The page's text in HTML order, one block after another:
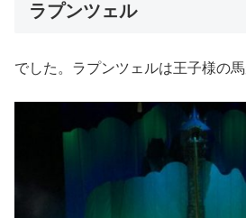
ラプンツェル
でした。ラプンツェルは王子様の馬